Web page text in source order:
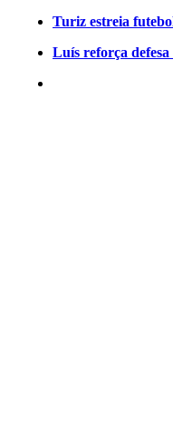
Turiz estreia
Luís reforça